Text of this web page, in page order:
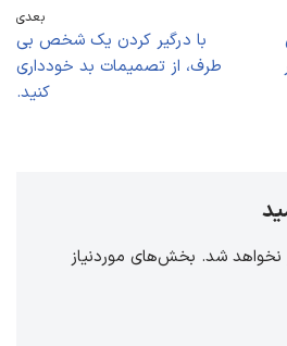
بعدی
با درگیر کردن یک شخص بی
طرف، از تصمیمات بد خودداری
کنید.
نخواهد شد. بخش‌های موردنیاز